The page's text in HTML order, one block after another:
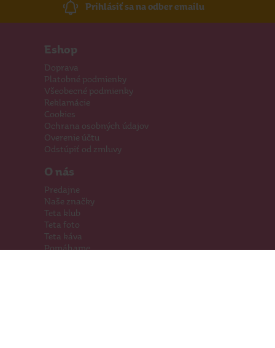
Prihlásiť sa na odber emailu
Eshop
Doprava
Platobné podmienky
Všeobecné podmienky
Reklamácie
Cookies
Ochrana osobných údajov
Overenie účtu
Odstúpiť od zmluvy
O nás
Predajne
Naše značky
Teta klub
Teta foto
Teta káva
Pomáhame